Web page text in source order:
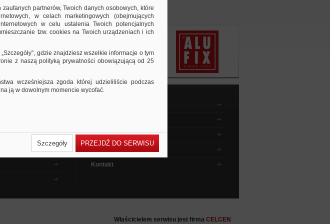
Filmy instruktażowe
Kontakt
Właścicielem serwisu jest firma CELCEN
partnerów, Twoich danych osobowych, które
w celach marketingowych (obejmujących
w celu ustalenia Twoich potencjalnych
tzw. cookies na Twoich urządzeniach i ich
gdzie znajdziesz wszelkie informacje o tym
z naszą polityką prywatności obowiązującą od 25
wcześniejsza zgoda której udzieliliście podczas
ją w dowolnym momencie wycofać.
Szczegóły PRZEJDŹ DO SERWISU